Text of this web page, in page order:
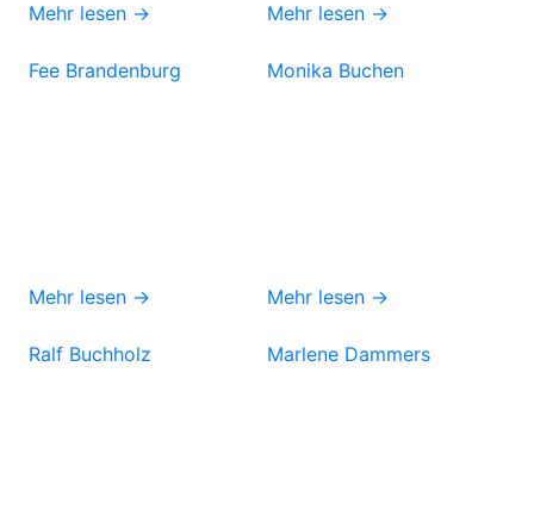
Mehr lesen → Mehr lesen →
Fee Brandenburg
Mehr lesen →
Monika Buchen
Mehr lesen →
Ralf Buchholz Marlene Dammers